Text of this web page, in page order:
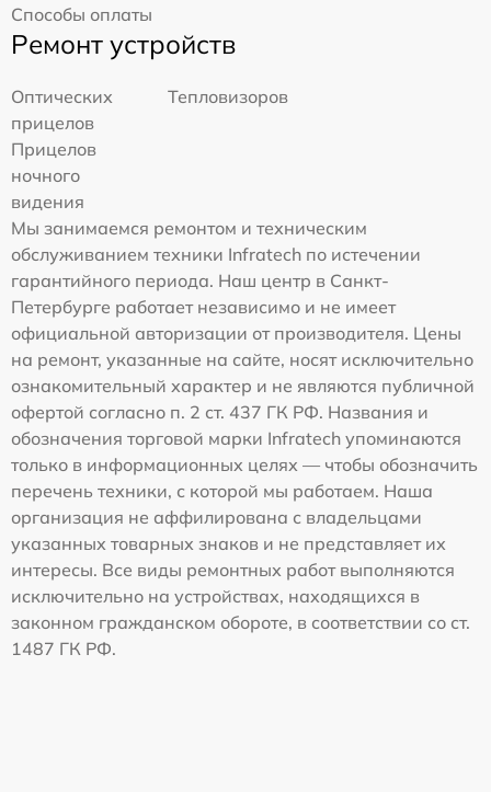
Способы оплаты
Ремонт устройств
Оптических
прицелов
Тепловизоров
Прицелов
ночного
видения
Мы занимаемся ремонтом и техническим
обслуживанием техники Infratech по истечении
гарантийного периода. Наш центр в Санкт-
Петербурге работает независимо и не имеет
официальной авторизации от производителя. Цены
на ремонт, указанные на сайте, носят исключительно
ознакомительный характер и не являются публичной
офертой согласно п. 2 ст. 437 ГК РФ. Названия и
обозначения торговой марки Infratech упоминаются
только в информационных целях — чтобы обозначить
перечень техники, с которой мы работаем. Наша
организация не аффилирована с владельцами
указанных товарных знаков и не представляет их
интересы. Все виды ремонтных работ выполняются
исключительно на устройствах, находящихся в
законном гражданском обороте, в соответствии со ст.
1487 ГК РФ.